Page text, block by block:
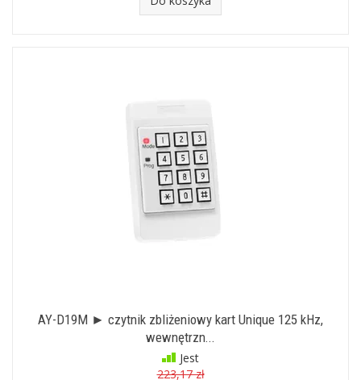
AY-D19M ► czytnik zbliżeniowy kart Unique 125 kHz,
wewnętrzn...
Jest
223,17 zł